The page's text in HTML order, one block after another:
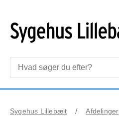
Sygehus Lillebælt Afdelinger